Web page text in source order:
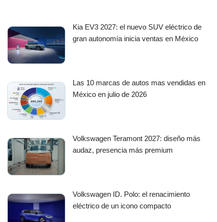
Kia EV3 2027: el nuevo SUV eléctrico de
gran autonomía inicia ventas en México
Las 10 marcas de autos mas vendidas en
México en julio de 2026
Volkswagen Teramont 2027: diseño más
audaz, presencia más premium
Volkswagen ID. Polo: el renacimiento
eléctrico de un icono compacto